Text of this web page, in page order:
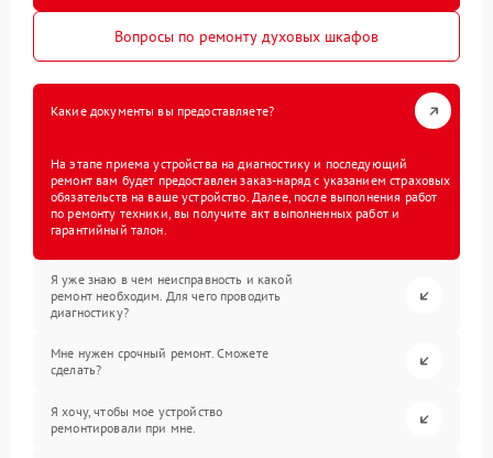
Вопросы по ремонту духовых шкафов
Какие документы вы предоставляете?
На этапе приема устройства на диагностику и последующий
ремонт вам будет предоставлен заказ-наряд с указанием страховых
обязательств на ваше устройство. Далее, после выполнения работ
по ремонту техники, вы получите акт выполненных работ и
гарантийный талон.
Я уже знаю в чем неисправность и какой
ремонт необходим. Для чего проводить
диагностику?
Мне нужен срочный ремонт. Сможете
сделать?
Я хочу, чтобы мое устройство
ремонтировали при мне.